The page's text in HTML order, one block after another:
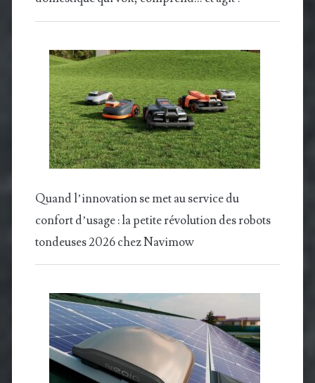
Quand l’innovation se met au service du
confort d’usage : la petite révolution des robots
tondeuses 2026 chez Navimow